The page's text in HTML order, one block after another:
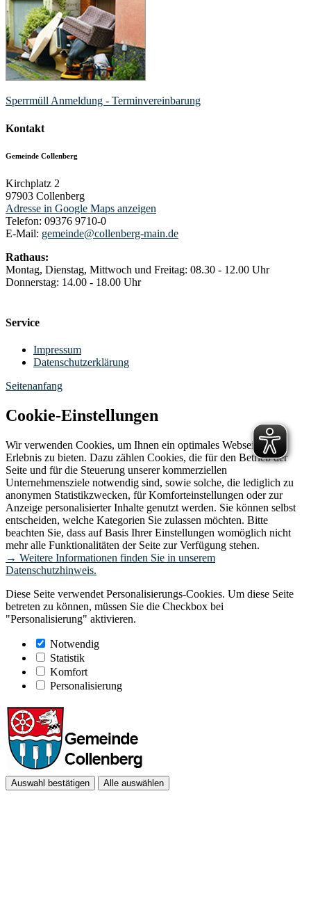
Sperrmüll Anmeldung - Terminvereinbarung
Kontakt
Gemeinde Collenberg
Kirchplatz 2
97903 Collenberg
Adresse in Google Maps anzeigen
Telefon: 09376 9710-0
E-Mail: gemeinde@collenberg-main.de
Rathaus:
Montag, Dienstag, Mittwoch und Freitag: 08.30 - 12.00 Uhr
Donnerstag: 14.00 - 18.00 Uhr
Service
Impressum
Datenschutzerklärung
Seitenanfang
Cookie-Einstellungen
Wir verwenden Cookies, um Ihnen ein optimales Webseiten-
Erlebnis zu bieten. Dazu zählen Cookies, die für den Betrieb der
Seite und für die Steuerung unserer kommerziellen
Unternehmensziele notwendig sind, sowie solche, die lediglich zu
anonymen Statistikzwecken, für Komforteinstellungen oder zur
Anzeige personalisierter Inhalte genutzt werden. Sie können selbst
entscheiden, welche Kategorien Sie zulassen möchten. Bitte
beachten Sie, dass auf Basis Ihrer Einstellungen womöglich nicht
mehr alle Funktionalitäten der Seite zur Verfügung stehen.
→ Weitere Informationen finden Sie in unserem
Datenschutzhinweis.
Diese Seite verwendet Personalisierungs-Cookies. Um diese Seite
betreten zu können, müssen Sie die Checkbox bei
"Personalisierung" aktivieren.
Notwendig
Statistik
Komfort
Personalisierung
Auswahl bestätigen Alle auswählen